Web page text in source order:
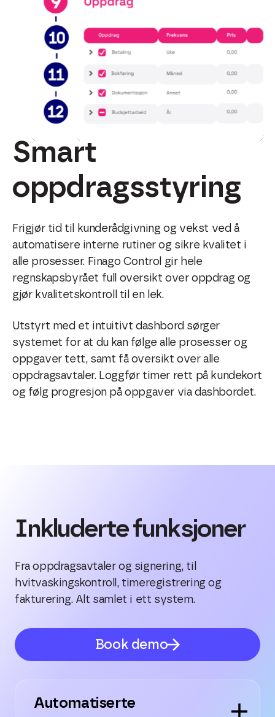
Smart
oppdragsstyring
Frigjør tid til kunderådgivning og vekst ved å
automatisere interne rutiner og sikre kvalitet i
alle prosesser. Finago Control gir hele
regnskapsbyrået full oversikt over oppdrag og
gjør kvalitetskontroll til en lek.
Utstyrt med et intuitivt dashbord sørger
systemet for at du kan følge alle prosesser og
oppgaver tett, samt få oversikt over alle
oppdragsavtaler. Loggfør timer rett på kundekort
og følg progresjon på oppgaver via dashbordet.
Inkluderte funksjoner
Fra oppdragsavtaler og signering, til
hvitvaskingskontroll, timeregistrering og
fakturering. Alt samlet i ett system.
Book demo
Automatiserte